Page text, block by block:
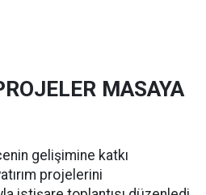
MASAYA
gelişimine katkı
projelerini